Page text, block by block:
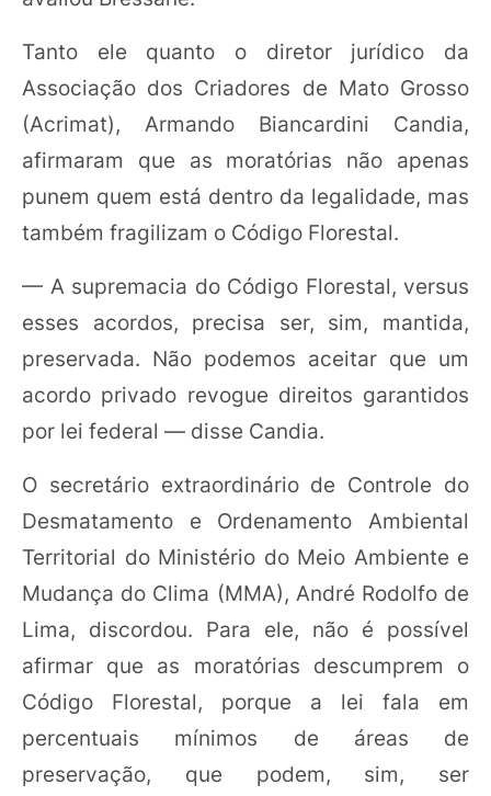
Tanto ele quanto o diretor jurídico da
Associação dos Criadores de Mato Grosso
(Acrimat), Armando Biancardini Candia,
afirmaram que as moratórias não apenas
punem quem está dentro da legalidade, mas
também fragilizam o Código Florestal.
— A supremacia do Código Florestal, versus
esses acordos, precisa ser, sim, mantida,
preservada. Não podemos aceitar que um
acordo privado revogue direitos garantidos
por lei federal — disse Candia.
O secretário extraordinário de Controle do
Desmatamento e Ordenamento Ambiental
Territorial do Ministério do Meio Ambiente e
Mudança do Clima (MMA), André Rodolfo de
Lima, discordou. Para ele, não é possível
afirmar que as moratórias descumprem o
Código Florestal, porque a lei fala em
percentuais mínimos de áreas de
preservação, que podem, sim, ser